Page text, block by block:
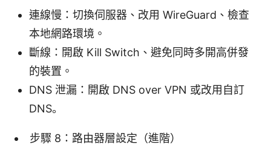
連線慢：切換伺服器、改用 WireGuard、檢查
本地網路環境。
斷線：開啟 Kill Switch、避免同時多開高併發
的裝置。
DNS 泄漏：開啟 DNS over VPN 或改用自訂
DNS。
步驟 8：路由器層設定（進階）